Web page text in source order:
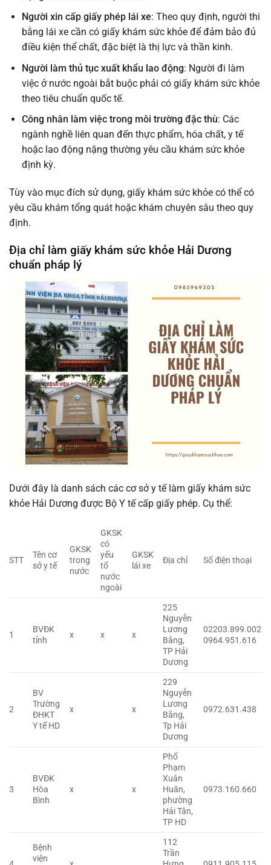
Người xin cấp giấy phép lái xe: Theo quy định, người thi
bằng lái xe cần có giấy khám sức khỏe để đảm bảo đủ
điều kiện thể chất, đặc biệt là thị lực và thần kinh.
Người làm thủ tục xuất khẩu lao động: Người đi làm
việc ở nước ngoài bắt buộc phải có giấy khám sức khỏe
theo tiêu chuẩn quốc tế.
Công nhân làm việc trong môi trường đặc thù: Các
ngành nghề liên quan đến thực phẩm, hóa chất, y tế
hoặc lao động nặng thường yêu cầu khám sức khỏe
định kỳ.
Tùy vào mục đích sử dụng, giấy khám sức khỏe có thể có
yêu cầu khám tổng quát hoặc khám chuyên sâu theo quy
định.
Địa chỉ làm giấy khám sức khỏe Hải Dương
chuẩn pháp lý
Dưới đây là danh sách các cơ sở y tế làm giấy khám sức
khỏe Hải Dương được Bộ Y tế cấp giấy phép. Cụ thể:
STT
Tên cơ
sở y tế
GKSK
trong
nước
GKSK
có
yếu
tố
nước
ngoài
GKSK
lái xe
Địa chỉ Số điện thoại
1
BVĐK
tỉnh
x x x
225
Nguyễn
Lương
Bằng,
TP Hải
Dương
02203.899.002
0964.951.616
2
BV
Trường
ĐHKT
Y tế HD
x x
229
Nguyễn
Lương
Bằng,
Tp Hải
Dương
0972.631.438
3
BVĐK
Hòa
Bình
x x
Phố
Phạm
Xuân
Huân,
phường
Hải Tân,
TP HD
0973.160.660
Bệnh
viện
112
Trần